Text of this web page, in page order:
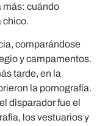
más: cuándo
chico.
comparándose
y campamentos.
tarde, en la
la pornografía.
disparador fue el
los vestuarios y